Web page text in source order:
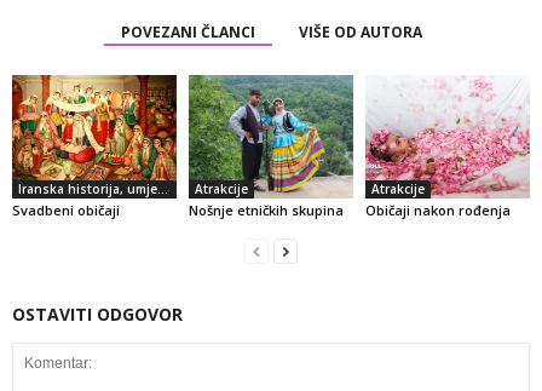
POVEZANI ČLANCI VIŠE OD AUTORA
Svadbeni običaji
Atrakcije
Nošnje etničkih skupina
Atrakcije
Običaji nakon rođenja
OSTAVITI ODGOVOR